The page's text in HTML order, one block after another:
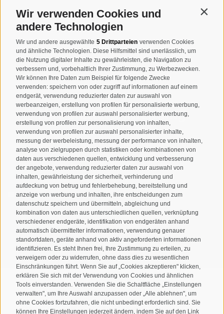
Wir verwenden Cookies und
andere Technologien
Wir und andere ausgewählte 5 Drittparteien verwenden Cookies
und ähnliche Technologien. Diese Hilfsmittel sind unerlässlich, um
die Nutzung digitaler Inhalte zu gewährleisten, die Navigation zu
verbessern und, vorbehaltlich Ihrer Zustimmung, zu Werbezwecken.
Wir können Ihre Daten zum Beispiel für folgende Zwecke
verwenden: speichern von oder zugriff auf informationen auf einem
endgerät, verwendung reduzierter daten zur auswahl von
werbeanzeigen, erstellung von profilen für personalisierte werbung,
verwendung von profilen zur auswahl personalisierter werbung,
erstellung von profilen zur personalisierung von inhalten,
verwendung von profilen zur auswahl personalisierter inhalte,
messung der werbeleistung, messung der performance von inhalten,
analyse von zielgruppen durch statistiken oder kombinationen von
daten aus verschiedenen quellen, entwicklung und verbesserung
der angebote, verwendung reduzierter daten zur auswahl von
inhalten, gewährleistung der sicherheit, verhinderung und
aufdeckung von betrug und fehlerbehebung, bereitstellung und
anzeige von werbung und inhalten, ihre entscheidungen zum
datenschutz speichern und übermitteln, abgleichung und
kombination von daten aus unterschiedlichen quellen, verknüpfung
verschiedener endgeräte, identifikation von endgeräten anhand
automatisch übermittelter informationen, verwendung genauer
standortdaten, geräte anhand von aktiv angeforderten informationen
identifizieren. Es steht Ihnen frei, Ihre Zustimmung zu erteilen, zu
verweigern oder zu widerrufen, ohne dass dies zu wesentlichen
Einschränkungen führt. Wenn Sie auf „Cookies akzeptieren" klicken,
erklären Sie sich mit der Verwendung von Cookies und ähnlichen
Tools einverstanden. Verwenden Sie die Schaltfläche „Einstellungen
verwalten", um Ihre Auswahl anzupassen oder „Alle ablehnen", um
ohne Cookies fortzufahren, die nicht unbedingt erforderlich sind. Sie
können Ihre Einstellungen jederzeit ändern, indem Sie auf den Link
MWSt.-Nr: 00518320213
T+39 0474 678076
info@taufers.com
Newsletteranmeldung
Ich habe dieDatenschutzbestimmungengelesen und
verstanden und stimme der Verarbeitung meiner
personenbezogenen Daten durch den Verantwortlichen zu
ANMELDEN
Sitemap • Impressum • Cookie-Richtlinie • Privacy •